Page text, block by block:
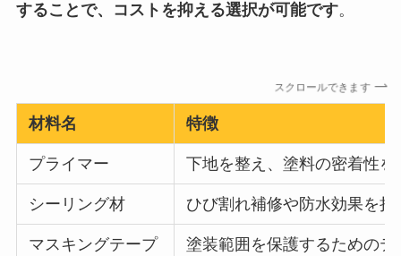
することで、コストを抑える選択が可能です。
スクロールできます
材料名 特徴
プライマー 下地を整え、塗料の密着性を
シーリング材 ひび割れ補修や防水効果を持
マスキングテープ 塗装範囲を保護するためのテ